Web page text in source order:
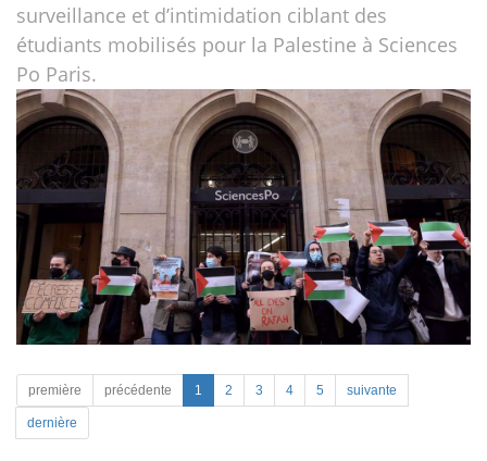
surveillance et d’intimidation ciblant des
étudiants mobilisés pour la Palestine à Sciences
Po Paris.
première précédente 1 2 3 4 5 suivante
dernière